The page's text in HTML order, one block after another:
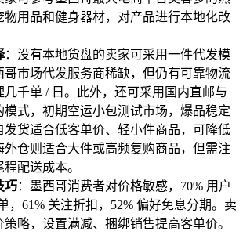
物用品和健身器材，对产品进行本地化改
：没有本地货盘的卖家可采用一件代发模
哥市场代发服务商稀缺，但仍有可靠物流
几千单 / 日。此外，还可采用国内直邮与
模式，初期空运小包测试市场，爆品稳定
发货适合低客单价、轻小件商品，可降低
外仓则适合大件或高频复购商品，但需注
配送成本。
巧：墨西哥消费者对价格敏感，70% 用户
，61% 关注折扣，52% 偏好免息分期。卖
略，设置满减、捆绑销售提高客单价。